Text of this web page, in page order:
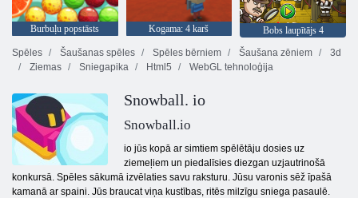
Burbuļu popstāsts Kogama: 4 karš
Bobs laupītājs 4
Spēles
Šaušanas spēles Spēles bērniem Šaušana zēniem
3d
Ziemas
Sniegapika Html5 WebGL tehnoloģija
Snowball. io
Snowball.io
io jūs kopā ar simtiem spēlētāju dosies uz
ziemeļiem un piedalīsies diezgan uzjautrinošā
konkursā. Spēles sākumā izvēlaties savu raksturu. Jūsu varonis sēž īpašā
kamanā ar spaini. Jūs braucat viņa kustības, ritēs milzīgu sniega pasaulē.